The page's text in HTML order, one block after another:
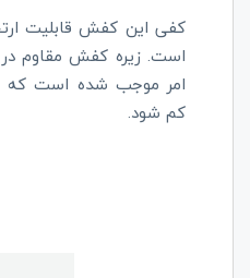
کفی این کفش قابلیت
است. زیره کفش مقاوم
امر موجب شده است که
کم شود.